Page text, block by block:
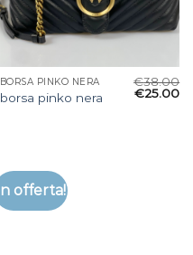
BORSA PINKO NERA
borsa pinko nera
€38.00
€25.00
In offerta!